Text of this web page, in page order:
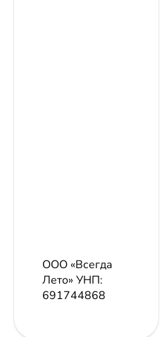
ООО «Всегда
Лето» УНП:
691744868